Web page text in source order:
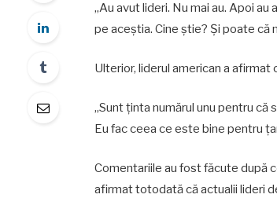
„Au avut lideri. Nu mai au. Apoi au
pe aceștia. Cine știe? Și poate că
Ulterior, liderul american a afirmat
„Sunt ținta numărul unu pentru
Eu fac ceea ce este bine pentru
Comentariile au fost făcute după
afirmat totodată că actualii lideri